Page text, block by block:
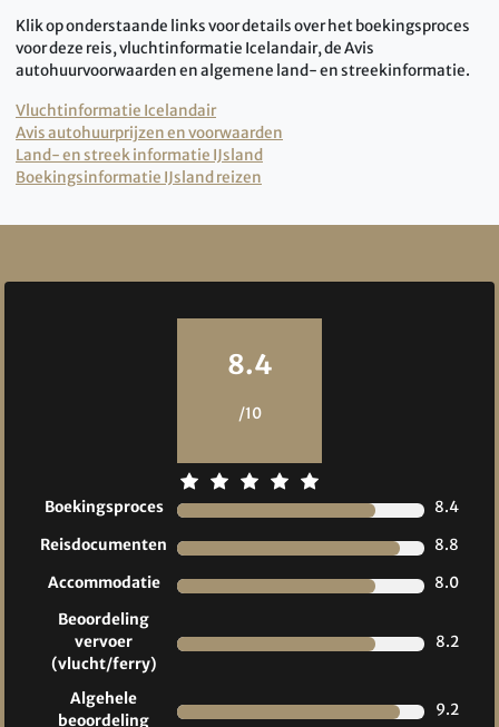
Klik op onderstaande links voor details over het boekingsproces
voor deze reis, vluchtinformatie Icelandair, de Avis
autohuurvoorwaarden en algemene land- en streekinformatie.
Vluchtinformatie Icelandair
Avis autohuurprijzen en voorwaarden
Land- en streek informatie IJsland
Boekingsinformatie IJsland reizen
8.4
/10
Boekingsproces
8.4
Reisdocumenten
8.8
Accommodatie
8.0
Beoordeling
vervoer
(vlucht/ferry)
8.2
Algehele
beoordeling
9.2